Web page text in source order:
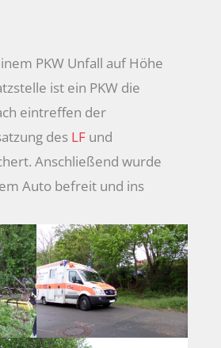
PKW Unfall auf Höhe
ist ein PKW die
eintreffen der
des LF und
Anschließend wurde
Auto befreit und ins